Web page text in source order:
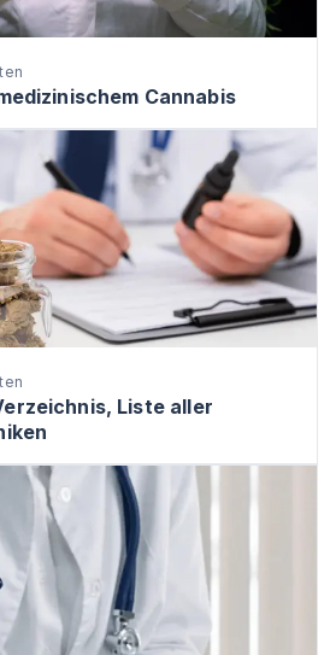
Cannabis
Liste aller